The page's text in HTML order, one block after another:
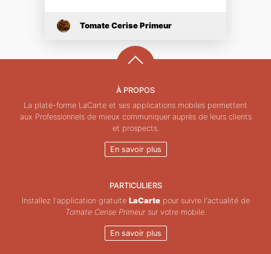
Tomate Cerise Primeur
À PROPOS
La plate-forme LaCarte et ses applications mobiles permettent
aux Professionnels de mieux communiquer auprès de leurs clients
et prospects.
En savoir plus
PARTICULIERS
Installez l'application gratuite LaCartepour suivre l'actualité de
Tomate Cerise Primeursur votre mobile.
En savoir plus